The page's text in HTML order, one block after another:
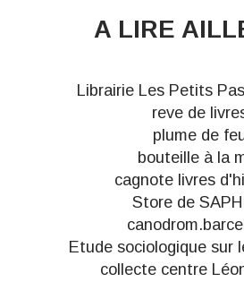
A LIRE
Librairie Les Petits
reve de
plume de
bouteille à la
cagnote livres
Store de
Etude sociologique sur
collecte centre